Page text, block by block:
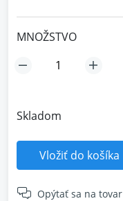
MNOŽSTVO
Skladom
Vložiť do košíka
Opýtať sa na tovar